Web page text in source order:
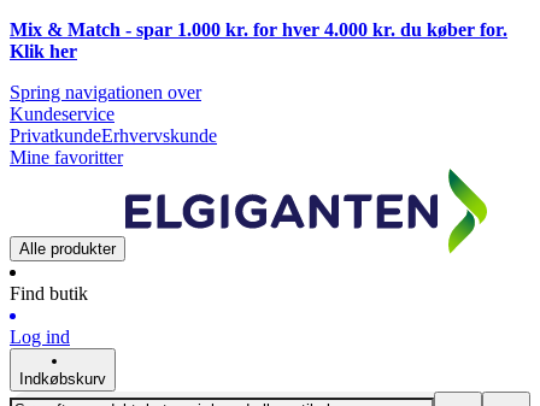
Mix & Match - spar 1.000 kr. for hver 4.000 kr. du køber for.
Klik her
Spring navigationen over
Kundeservice
PrivatkundeErhvervskunde
Mine favoritter
Alle produkter
Find butik
Log ind
Indkøbskurv